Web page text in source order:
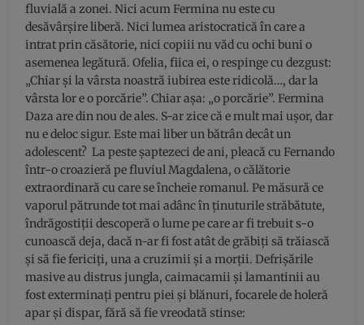
fluvială a zonei. Nici acum Fermina nu este cu
desăvârșire liberă. Nici lumea aristocratică în care a
intrat prin căsătorie, nici copiii nu văd cu ochi buni o
asemenea legătură. Ofelia, fiica ei, o respinge cu dezgust:
„Chiar și la vârsta noastră iubirea este ridicolă…, dar la
vârsta lor e o porcărie”. Chiar așa: „o porcărie”. Fermina
Daza are din nou de ales. S-ar zice că e mult mai ușor, dar
nu e deloc sigur. Este mai liber un bătrân decât un
adolescent? La peste șaptezeci de ani, pleacă cu Fernando
într-o croazieră pe fluviul Magdalena, o călătorie
extraordinară cu care se încheie romanul. Pe măsură ce
vaporul pătrunde tot mai adânc în ținuturile străbătute,
îndrăgostiții descoperă o lume pe care ar fi trebuit s-o
cunoască deja, dacă n-ar fi fost atât de grăbiți să trăiască
și să fie fericiți, una a cruzimii și a morții. Defrișările
masive au distrus jungla, caimacamii și lamantinii au
fost exterminați pentru piei și blănuri, focarele de holeră
apar și dispar, fără să fie vreodată stinse: